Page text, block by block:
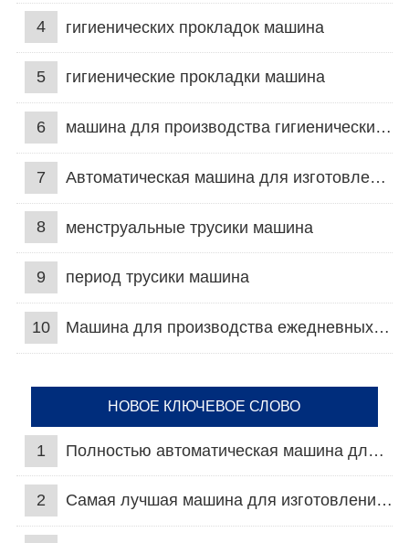
4 гигиенических прокладок машина
5 гигиенические прокладки машина
6 машина для производства гигиенических прокладок
7 Автоматическая машина для изготовления гигиенических прокладок
8 менструальные трусики машина
9 период трусики машина
10 Машина для производства ежедневных прокладок
НОВОЕ КЛЮЧЕВОЕ СЛОВО
1 Полностью автоматическая машина для подгузников для взрослых
2 Самая лучшая машина для изготовления подгузников